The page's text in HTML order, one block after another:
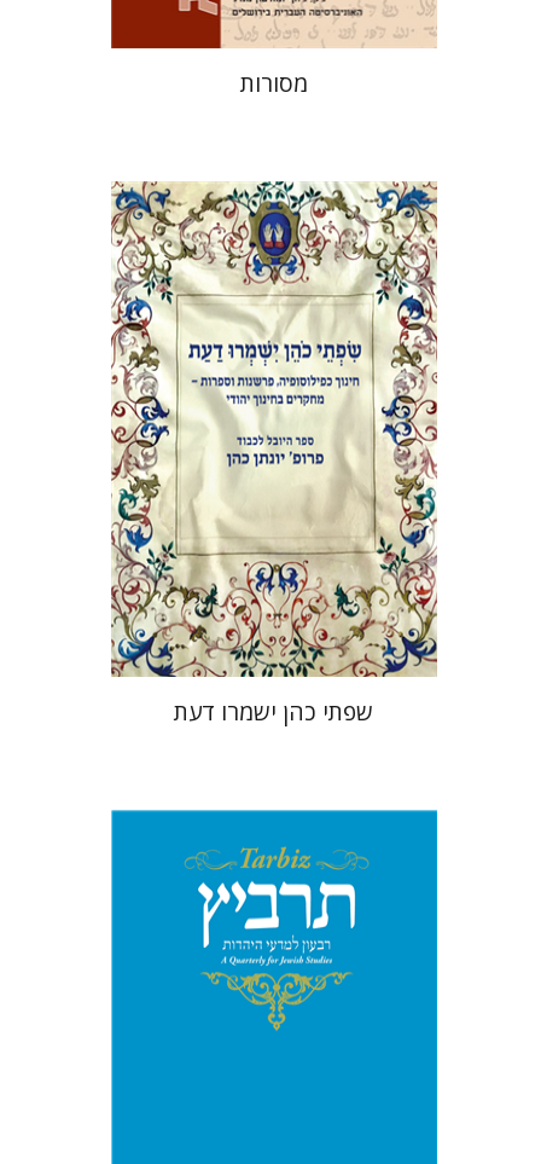
מסורות
אלי הולצר אבינועם רוזנק
הנחת אתר ספר מודפס
$46
$41
שפתי כהן ישמרו דעת
יהונתן גארב מיכאל סיגל